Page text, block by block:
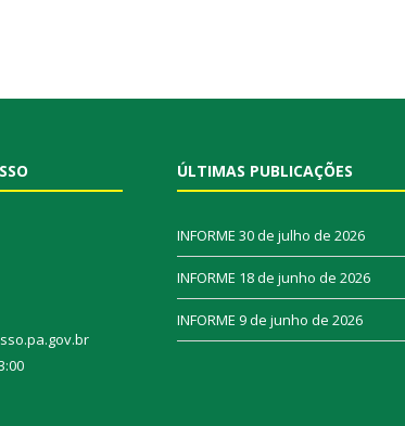
ÚLTIMAS PUBLICAÇÕES
INFORME 30 de julho de 2026
INFORME 18 de junho de 2026
INFORME 9 de junho de 2026